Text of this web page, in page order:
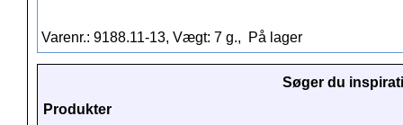
Varenr.: 9188.11-13, Vægt: 7 g., På lager
Søger du
Produkter